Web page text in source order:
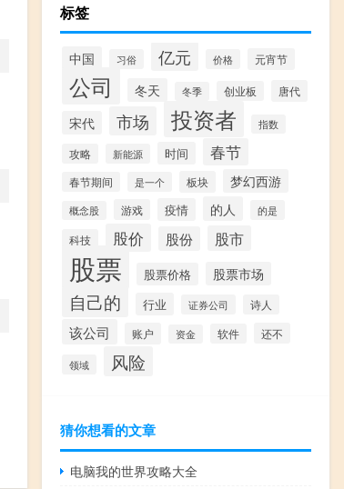
标签
中国 习俗 亿元 价格 元宵节
公司 冬天 冬季 创业板 唐代
宋代 市场 投资者 指数
攻略 新能源 时间 春节
春节期间 是一个 板块 梦幻西游
概念股 游戏 疫情 的人 的是
科技 股价 股份 股市
股票 股票价格 股票市场
自己的 行业 证券公司 诗人
该公司 账户 资金 软件 还不
领域 风险
猜你想看的文章
电脑我的世界攻略大全